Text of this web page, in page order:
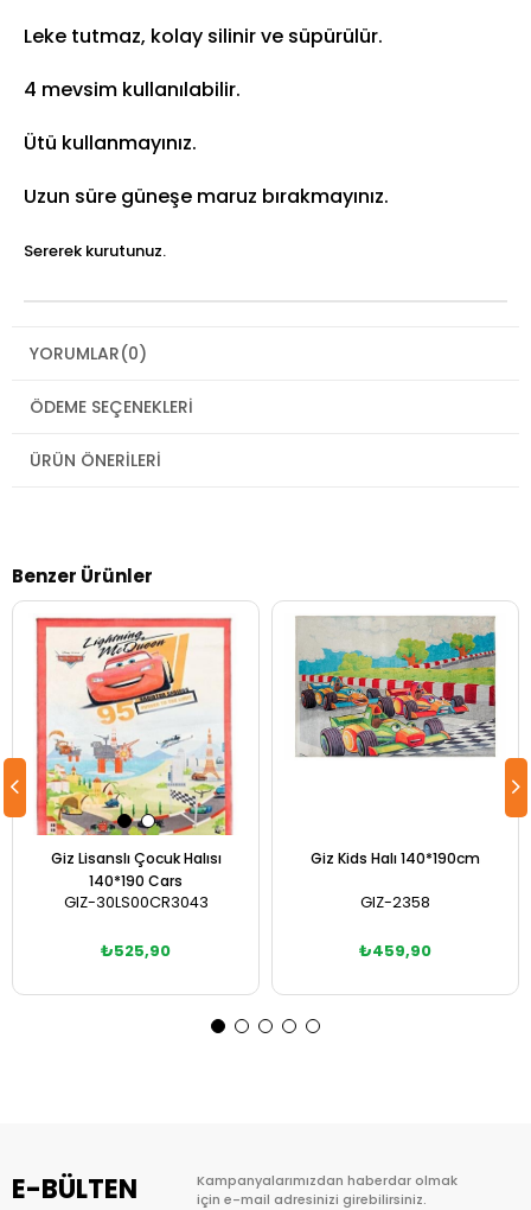
Leke tutmaz, kolay silinir ve süpürülür.
4 mevsim kullanılabilir.
Ütü kullanmayınız.
Uzun süre güneşe maruz bırakmayınız.
Sererek kurutunuz.
YORUMLAR(0)
ÖDEME SEÇENEKLERI
ÜRÜN ÖNERILERI
Benzer Ürünler
Giz Lisanslı Çocuk Halısı
140*190 Cars
GIZ-30LS00CR3043
₺525,90
Giz Kids Halı 140*190cm
GIZ-2358
₺459,90
E-BÜLTEN
Kampanyalarımızdan haberdar olmak
için e-mail adresinizi girebilirsiniz.